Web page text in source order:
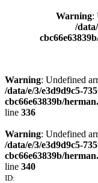
Warning:
/
Warning: Undefined
/data/e/3/e3d9d9c5-
cbc66e63839b/
line 336
Warning: Undefined
/data/e/3/e3d9d9c5-
cbc66e63839b/
line 340
ID: